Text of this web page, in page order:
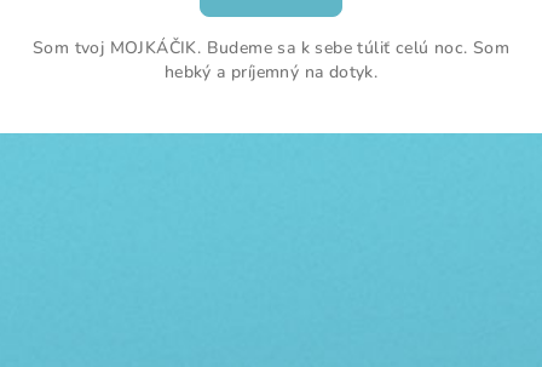
z
5
Som tvoj MOJKÁČIK. Budeme sa k sebe túliť celú noc. Som
hebký a príjemný na dotyk.